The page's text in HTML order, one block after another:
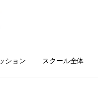
ション スクール全体